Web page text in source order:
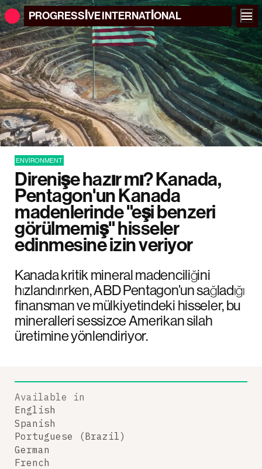
PROGRESSIVEINTERNATIONAL
ENVIRONMENT
Direnişe hazır mı? Kanada,
Pentagon'un Kanada
madenlerinde "eşi benzeri
görülmemiş" hisseler
edinmesine izin veriyor
Kanada kritik mineral madenciliğini
hızlandırırken, ABD Pentagon’un sağladığı
finansman ve mülkiyetindeki hisseler, bu
mineralleri sessizce Amerikan silah
üretimine yönlendiriyor.
Available in
English
Spanish
Portuguese (Brazil)
German
French